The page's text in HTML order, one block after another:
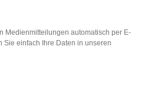
Medienmitteilungen automatisch per E-
Sie einfach Ihre Daten in unseren